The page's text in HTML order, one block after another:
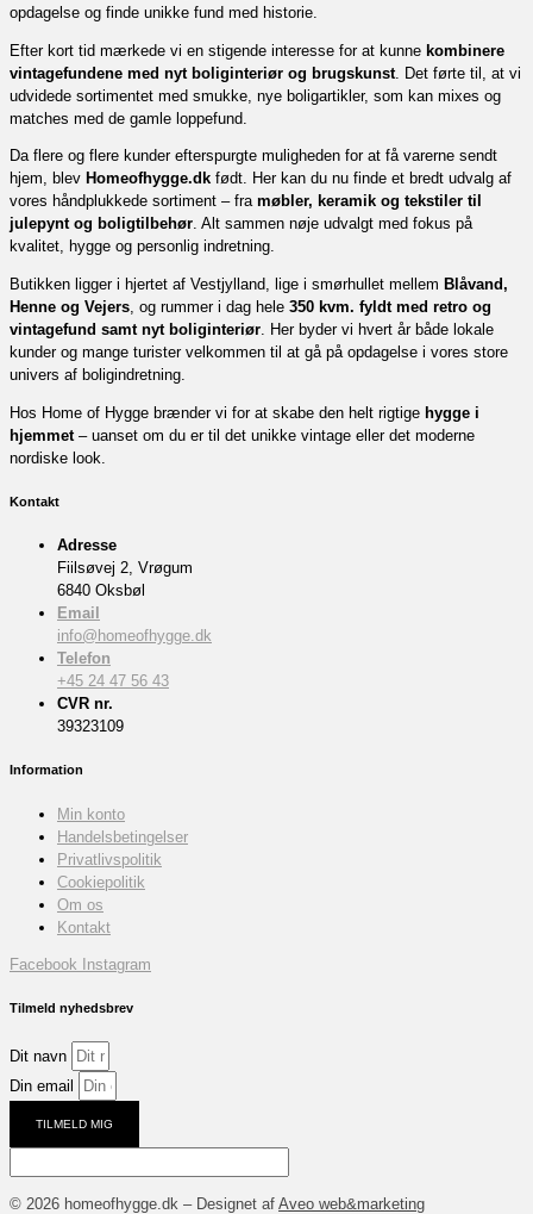
opdagelse og finde unikke fund med historie.
Efter kort tid mærkede vi en stigende interesse for at kunne kombinere
vintagefundene med nyt boliginteriør og brugskunst . Det førte til, at vi
udvidede sortimentet med smukke, nye boligartikler, som kan mixes og
matches med de gamle loppefund.
Da flere og flere kunder efterspurgte muligheden for at få varerne sendt
hjem, blev Homeofhygge.dk født. Her kan du nu finde et bredt udvalg af
vores håndplukkede sortiment – fra møbler, keramik og tekstiler til
julepynt og boligtilbehør. Alt sammen nøje udvalgt med fokus på
kvalitet, hygge og personlig indretning.
Butikken ligger i hjertet af Vestjylland, lige i smørhullet mellem Blåvand,
Henne og Vejers, og rummer i dag hele 350 kvm. fyldt med retro og
vintagefund samt nyt boliginteriør. Her byder vi hvert år både lokale
kunder og mange turister velkommen til at gå på opdagelse i vores store
univers af boligindretning.
Hos Home of Hygge brænder vi for at skabe den helt rigtige hygge i
hjemmet – uanset om du er til det unikke vintage eller det moderne
nordiske look.
Kontakt
Adresse
Fiilsøvej 2, Vrøgum
6840 Oksbøl
Email
info@homeofhygge.dk
Telefon
+45 24 47 56 43
CVR nr.
39323109
Information
Min konto
Handelsbetingelser
Privatlivspolitik
Cookiepolitik
Om os
Kontakt
Facebook Instagram
Tilmeld nyhedsbrev
Dit navn
Din email
TILMELD MIG
© 2026 homeofhygge.dk – Designet af Aveo web&marketing